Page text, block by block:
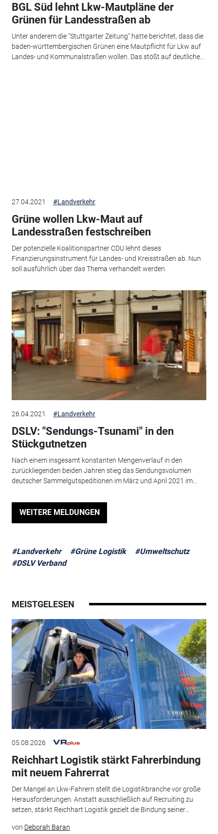
BGL Süd lehnt Lkw-Mautpläne der
Grünen für Landesstraßen ab
Unter anderem die "Stuttgarter Zeitung" hatte berichtet, dass die
baden-württembergischen Grünen eine Mautpflicht für Lkw auf
Landes- und Kommunalstraßen wollen. Das stößt auf deutliche...
27.04.2021 #Landverkehr
Grüne wollen Lkw-Maut auf
Landesstraßen festschreiben
Der potenzielle Koalitionspartner CDU lehnt dieses
Finanzierungsinstrument für Landes- und Kreisstraßen ab. Nun
soll ausführlich über das Thema verhandelt werden.
26.04.2021 #Landverkehr
DSLV: "Sendungs-Tsunami" in den
Stückgutnetzen
Nach einem insgesamt konstanten Mengenverlauf in den
zurückliegenden beiden Jahren stieg das Sendungsvolumen
deutscher Sammelgutspeditionen im März und April 2021 im...
WEITERE MELDUNGEN
#Landverkehr #Grüne Logistik
#Umweltschutz
#DSLV Verband
MEISTGELESEN
05.08.2026
Reichhart Logistik stärkt Fahrerbindung
mit neuem Fahrerrat
Der Mangel an Lkw-Fahrern stellt die Logistikbranche vor große
Herausforderungen. Anstatt ausschließlich auf Recruiting zu
setzen, stärkt Reichhart Logistik gezielt die Bindung seiner...
von Deborah Baran